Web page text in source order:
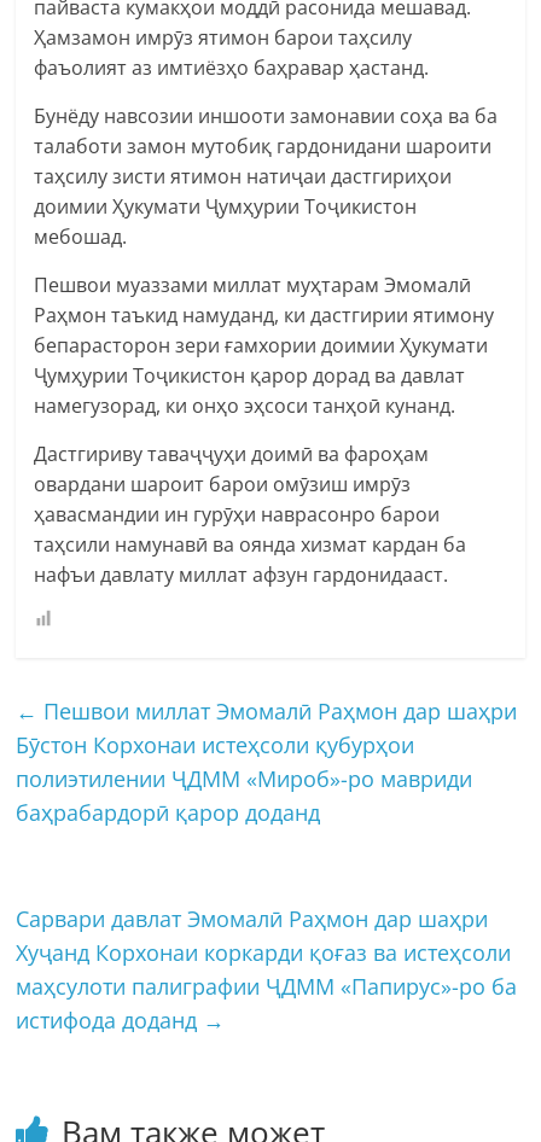
пайваста кумакҳои моддӣ расонида мешавад.
Ҳамзамон имрӯз ятимон барои таҳсилу
фаъолият аз имтиёзҳо баҳравар ҳастанд.
Бунёду навсозии иншооти замонавии соҳа ва ба
талаботи замон мутобиқ гардонидани шароити
таҳсилу зисти ятимон натиҷаи дастгириҳои
доимии Ҳукумати Ҷумҳурии Тоҷикистон
мебошад.
Пешвои муаззами миллат муҳтарам Эмомалӣ
Раҳмон таъкид намуданд, ки дастгирии ятимону
бепарасторон зери ғамхории доимии Ҳукумати
Ҷумҳурии Тоҷикистон қарор дорад ва давлат
намегузорад, ки онҳо эҳсоси танҳоӣ кунанд.
Дастгириву таваҷҷуҳи доимӣ ва фароҳам
овардани шароит барои омӯзиш имрӯз
ҳавасмандии ин гурӯҳи наврасонро барои
таҳсили намунавӣ ва оянда хизмат кардан ба
нафъи давлату миллат афзун гардонидааст.
← Пешвои миллат Эмомалӣ Раҳмон дар шаҳри
Бӯстон Корхонаи истеҳсоли қубурҳои
полиэтилении ҶДММ «Мироб»-ро мавриди
баҳрабардорӣ қарор доданд
Сарвари давлат Эмомалӣ Раҳмон дар шаҳри
Хуҷанд Корхонаи коркарди қоғаз ва истеҳсоли
маҳсулоти палиграфии ҶДММ «Папирус»-ро ба
истифода доданд →
Вам также может